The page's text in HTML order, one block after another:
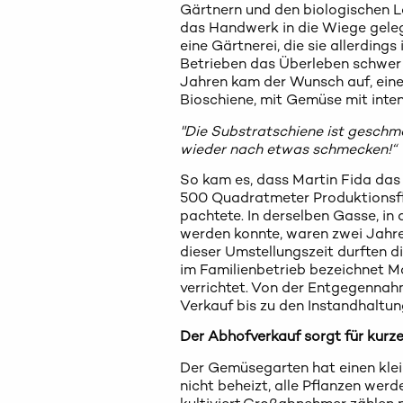
Gärtnern und den biologischen
das Handwerk in die Wiege
eine Gärtnerei, die sie
Betrieben das Überleben
Jahren kam der Wunsch auf,
Bioschiene, mit Gemüse mit
"Die Substratschiene ist
wieder nach etwas schmecken!“
So kam es, dass Martin Fida
500 Quadratmeter
pachtete. In derselben Gasse,
werden konnte, waren zwei
dieser Umstellungszeit durften
im Familienbetrieb bezeichnet
verrichtet. Von der
Verkauf bis zu den
Der Abhofverkauf sorgt für
Der Gemüsegarten hat einen
nicht beheizt, alle Pflanzen